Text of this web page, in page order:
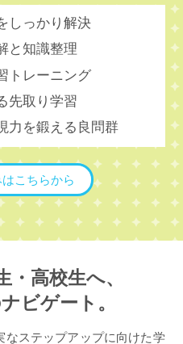
しっかり解決
と知識整理
トレーニング
先取り学習
力を鍛える良問群
こちらから
高校生へ、
ビゲート。
なステップアップに向けた学